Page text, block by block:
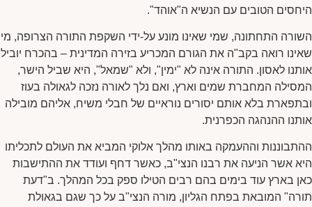
היחסים הטובים עם הנשיא ה"אוהד".
השורה התחתונה, שמי שאינו מונע על-ידי השקפת התורה הצרופה, מי
שאינו רואה בקב"ה את הגורם המכריע בזירה המדינית – בהכרח יוביל
אותנו לאסון. התורה אינה לא "ימין", ולא "שמאל", היא שביל הישר,
המסילה המחברת שמים וארץ, ואם נלך לאורה נזכה לגאולה בעוז
ובתפארת בלא אותם יסורים נוראיים של חבלי משיח, אליהם מובילה
אותנו ההנהגה הכפרנית.
ההתבוננות וההעמקה באותו מהלך אלוקי המביא את העולם לתכליתו
היא אשר הניעה את רבנו הנצי"ב, כאשר דחף ועודד את ההתישבות
כאן בארץ עוד בימים בהם רבים הטילו ספק בכל המהלך. ב"דעת
תורה" המובאת בפתח הגליון, מורה הנצי"ב על כך שגם בגאולת